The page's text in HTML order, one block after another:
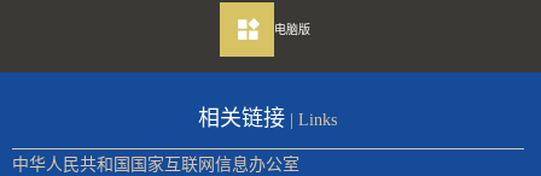
电脑版
相关链接 | Links
中华人民共和国国家互联网信息办公室